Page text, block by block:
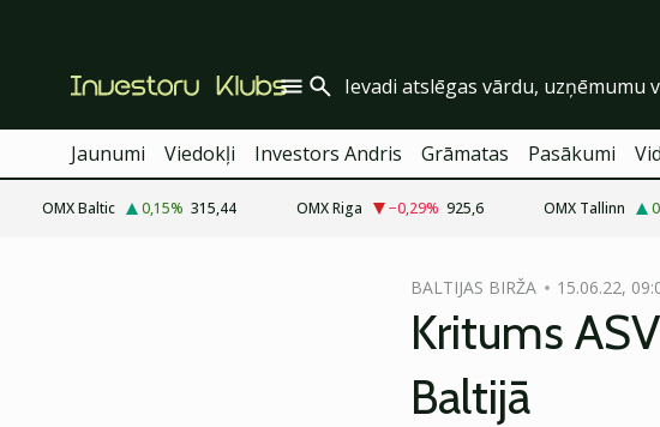
Jaunumi Viedokļi Investors Andris Grāmatas Pasākumi
OMX Baltic 0,15% 315,44 OMX Riga −0,29% 925,6 OMX Tallinn
BALTIJAS BIRŽA 15.06.22,
Kritums
Baltijā